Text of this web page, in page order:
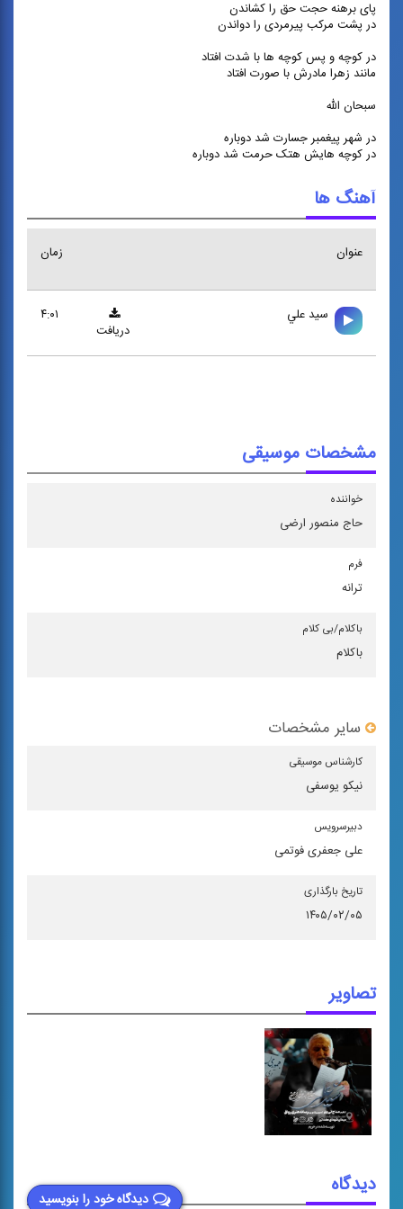
پای برهنه حجت حق را کشاندن
در پشت مرکب پیرمردی را دواندن
در کوچه و پس کوچه ها با شدت افتاد
مانند زهرا مادرش با صورت افتاد
سبحان الله
در شهر پیغمبر جسارت شد دوباره
در کوچه هایش هتک حرمت شد دوباره
آهنگ ها
عنوان زمان
سيد علي
۴:۰۱
دریافت
مشخصات موسیقی
خواننده
حاج منصور ارضی
فرم
ترانه
باكلام/بی كلام
باکلام
سایر مشخصات
كارشناس موسیقی
نیکو یوسفی
دبیرسرویس
علی جعفری فوتمی
تاریخ بارگذاری
۱۴۰۵/۰۲/۰۵
تصاویر
دیدگاه خود را بنویسید
دیدگاه